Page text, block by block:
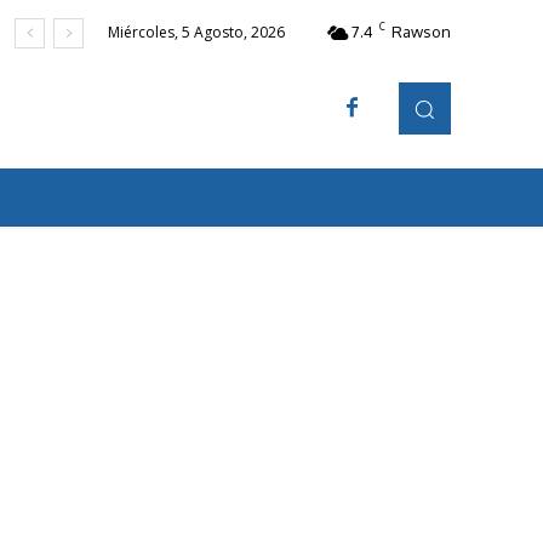
Miércoles, 5 Agosto, 2026 7.4 C Rawson